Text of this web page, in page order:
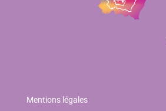
Mentions légales